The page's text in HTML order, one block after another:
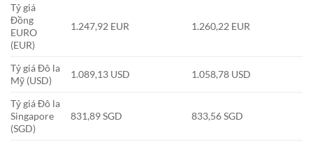
Tỷ giá
Đồng
EURO
(EUR)
1.247,92 EUR 1.260,22 EUR
Tỷ giá Đô la
Mỹ (USD)
1.089,13 USD 1.058,78 USD
Tỷ giá Đô la
Singapore
(SGD)
831,89 SGD 833,56 SGD